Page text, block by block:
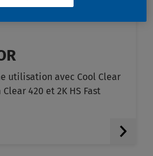
utilisation avec Cool Clear
Clear 420 et 2K HS Fast